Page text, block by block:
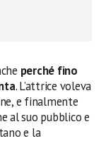
perché fino
. L’attrice voleva
e finalmente
al suo pubblico e
e la